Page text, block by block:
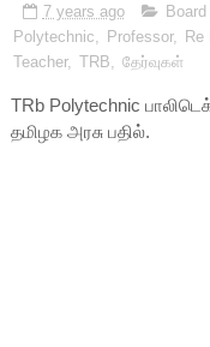
7 years ago
Polytechnic
Professor, Re
Teacher, TRB தேர்வுகள்
TRb Polytechnic
தமிழக அரசு பதில்.